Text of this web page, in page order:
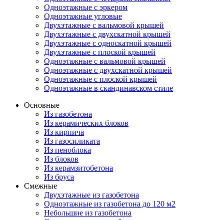
Одноэтажные с эркером
Одноэтажные угловые
Двухэтажные с вальмовой крышей
Двухэтажные с двухскатной крышей
Двухэтажные с односкатной крышей
Двухэтажные с плоской крышей
Одноэтажные с вальмовой крышей
Одноэтажные с двухскатной крышей
Одноэтажные с плоской крышей
Одноэтажные в скандинавском стиле
Основные
Из газобетона
Из керамических блоков
Из кирпича
Из газосиликата
Из пеноблока
Из блоков
Из керамзитобетона
Из бруса
Смежные
Двухэтажные из газобетона
Одноэтажные из газобетона до 120 м2
Небольшие из газобетона